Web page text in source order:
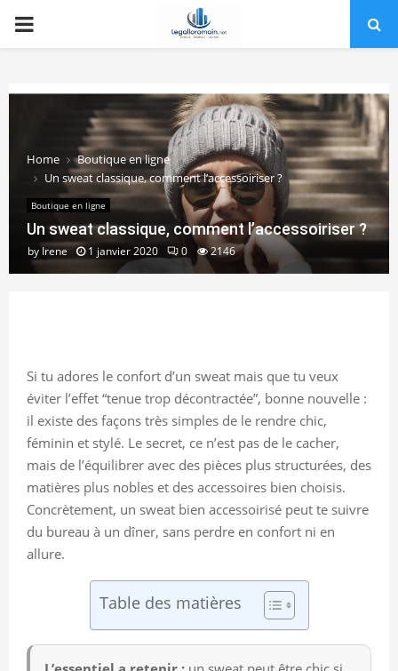
PRIMARY
Home
Boutique en ligne
Un sweat classique, comment l’accessoiriser ?
Boutique en ligne
Un sweat classique, comment l’accessoiriser ?
byIrene 1 janvier 2020 0 2146
Si tu adores le confort d’un sweat mais que tu veux
éviter l’effet “tenue trop décontractée”, bonne nouvelle :
il existe des façons très simples de le rendre chic,
féminin et stylé. Le secret, ce n’est pas de le cacher,
mais de l’équilibrer avec des pièces plus structurées, des
matières plus nobles et des accessoires bien choisis.
Concrètement, un sweat bien accessoirisé peut te suivre
du bureau à un dîner, sans perdre en confort ni en
allure.
Table des matières